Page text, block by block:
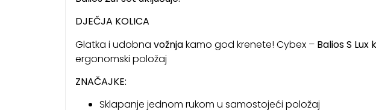
DJEČJA KOLICA
Glatka i udobna vožnjakamo god krenete! Cybex – Balios S Lux
ergonomski položaj
ZNAČAJKE:
Sklapanje jednom rukom u samostojeći položaj